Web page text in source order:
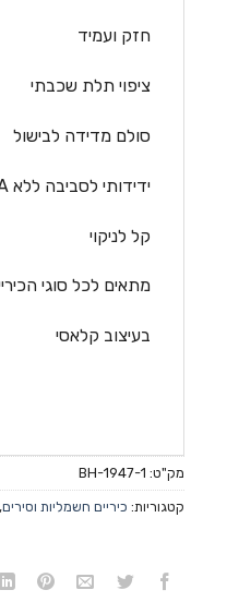
חזק ועמיד
ציפוי תלת שכבתי
סולם מדידה לבישול
ידידותי לסביבה ללא PFOA
קל לניקוי
מתאים לכל סוגי
בעיצוב קלאסי
מק"ט: BH-1947-1
קטגוריות: כיריים חשמליות וסירים,